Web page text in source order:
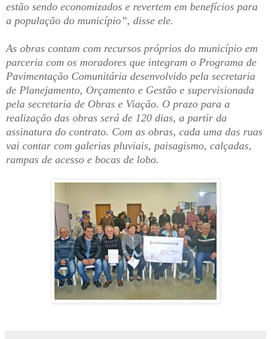
estão sendo economizados e revertem em benefícios para
a população do município”, disse ele.
As obras contam com recursos próprios do município em
parceria com os moradores que integram o Programa de
Pavimentação Comunitária desenvolvido pela secretaria
de Planejamento, Orçamento e Gestão e supervisionada
pela secretaria de Obras e Viação. O prazo para a
realização das obras será de 120 dias, a partir da
assinatura do contrato. Com as obras, cada uma das ruas
vai contar com galerias pluviais, paisagismo, calçadas,
rampas de acesso e bocas de lobo.